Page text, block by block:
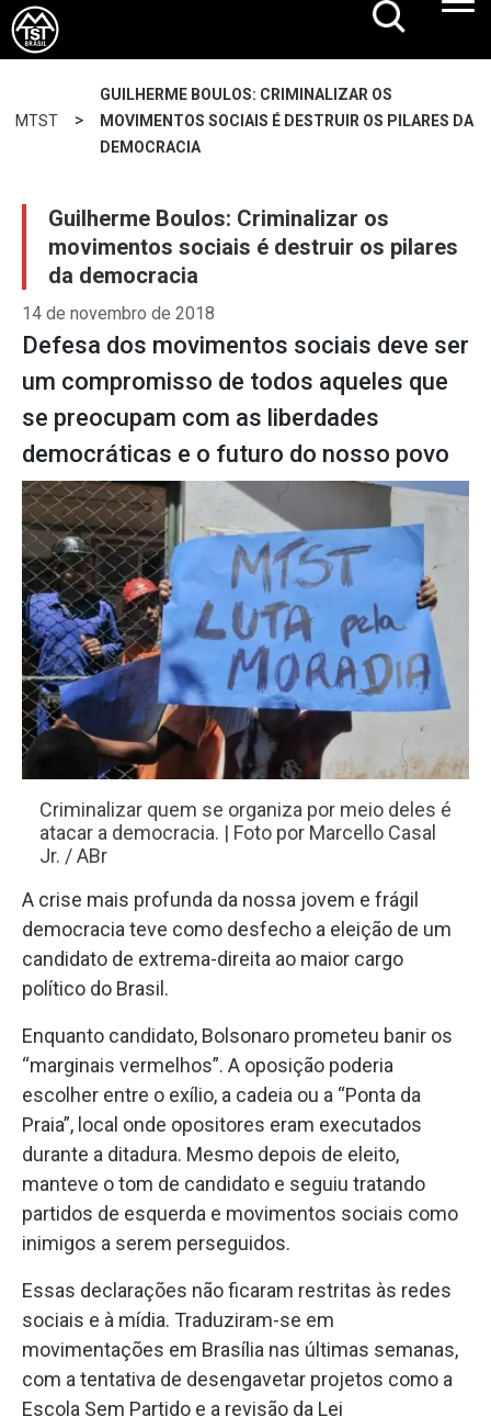
MTST >
GUILHERME BOULOS: CRIMINALIZAR OS
MOVIMENTOS SOCIAIS É DESTRUIR OS PILARES DA
DEMOCRACIA
Guilherme Boulos: Criminalizar os
movimentos sociais é destruir os pilares
da democracia
14 de novembro de 2018
Defesa dos movimentos sociais deve ser
um compromisso de todos aqueles que
se preocupam com as liberdades
democráticas e o futuro do nosso povo
Criminalizar quem se organiza por meio deles é
atacar a democracia. | Foto por Marcello Casal
Jr. / ABr
A crise mais profunda da nossa jovem e frágil
democracia teve como desfecho a eleição de um
candidato de extrema-direita ao maior cargo
político do Brasil.
Enquanto candidato, Bolsonaro prometeu banir os
“marginais vermelhos”. A oposição poderia
escolher entre o exílio, a cadeia ou a “Ponta da
Praia”, local onde opositores eram executados
durante a ditadura. Mesmo depois de eleito,
manteve o tom de candidato e seguiu tratando
partidos de esquerda e movimentos sociais como
inimigos a serem perseguidos.
Essas declarações não ficaram restritas às redes
sociais e à mídia. Traduziram-se em
movimentações em Brasília nas últimas semanas,
com a tentativa de desengavetar projetos como a
Escola Sem Partido e a revisão da Lei